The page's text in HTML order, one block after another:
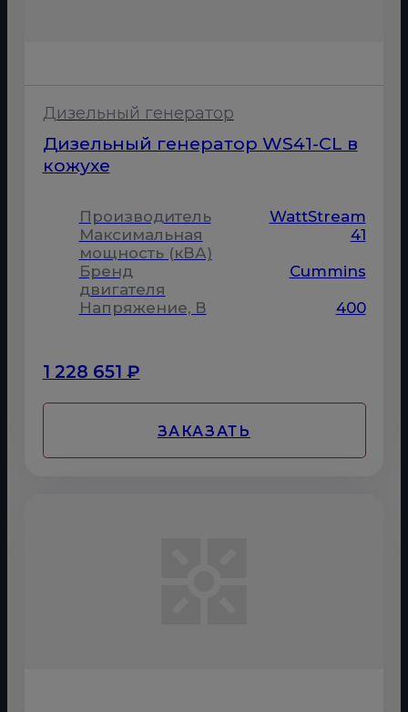
Дизельный генератор
Дизельный генератор WS41-CL в
кожухе
Производитель
WattStream
Максимальная
мощность (кВА)
41
Бренд
двигателя
Cummins
Напряжение, В
400
1 228 651 ₽
ЗАКАЗАТЬ